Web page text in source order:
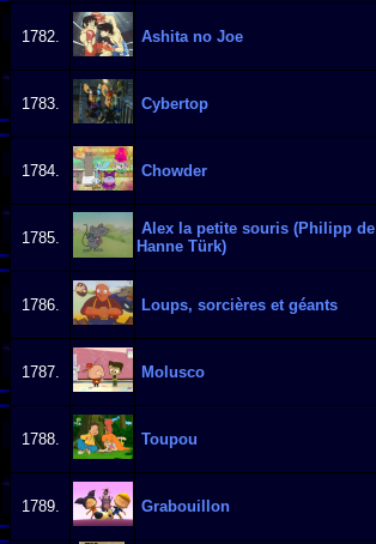
1782. Ashita no Joe
1783. Cybertop
1784. Chowder
1785.
Alex la petite souris (Philipp de
Hanne Türk)
1786. Loups, sorcières et géants
1787. Molusco
1788. Toupou
1789. Grabouillon